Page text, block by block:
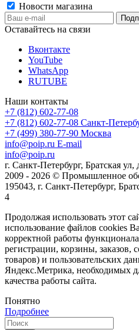
Новости магазина
Оставайтесь на связи
Вконтакте
YouTube
WhatsApp
RUTUBE
Наши контакты
+7 (812) 602-77-08
+7 (812) 602-77-08 Санкт-
+7 (499) 380-77-90 Москва
info@poip.ru E-mail
info@poip.ru
г. Санкт-Петербург, Братская
2009 - 2026 © Промышленное
195043, г. Санкт-Петербург,
4
Продолжая использовать этот
использование файлов cookies
корректной работы
регистрации, корзины, заказов,
товаров) и пользовательских
Яндекс.Метрика, необходимых
качества работы сайта.
Понятно
Подробнее